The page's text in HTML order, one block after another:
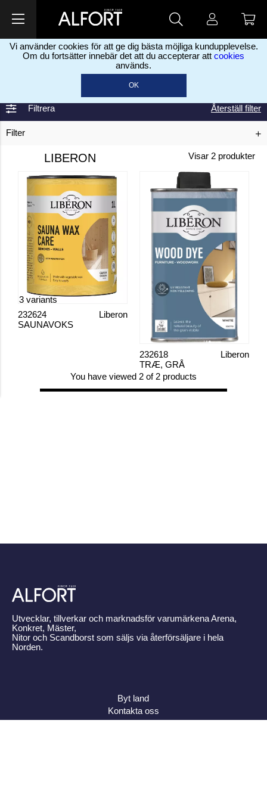
Vi använder cookies för att ge dig bästa möjliga kundupplevelse.
Om du fortsätter innebär det att du accepterar att cookies
används.
OK
Filtrera
Filter
Återställ filter
LIBERON Visar 2 produkter
SAUNAVOKS
Liberon
232624
3 variants
TRÆ, GRÅ
Liberon
232618
You have viewed 2 of 2 products
Utvecklar, tillverkar och marknadsför varumärkena Arena,
Konkret, Mäster,
Nitor och Scandborst som säljs via återförsäljare i hela
Norden.
Byt land
Kontakta oss
Om Alfort